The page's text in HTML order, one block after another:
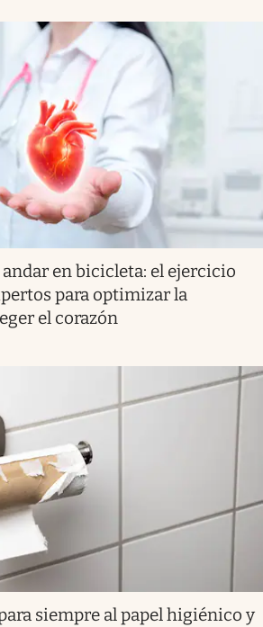
en bicicleta: el ejercicio
para optimizar la
el corazón
siempre al papel higiénico y